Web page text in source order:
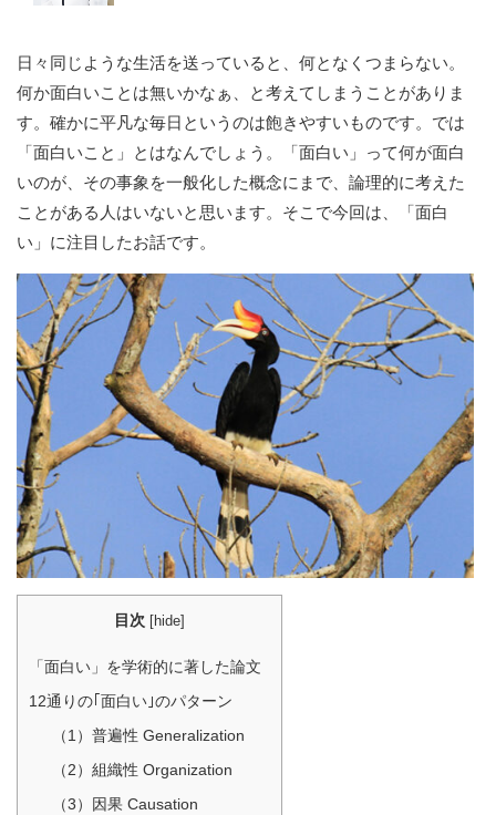
日々同じような生活を送っていると、何となくつまらない。
何か面白いことは無いかなぁ、と考えてしまうことがありま
す。確かに平凡な毎日というのは飽きやすいものです。では
「面白いこと」とはなんでしょう。「面白い」って何が面白
いのが、その事象を一般化した概念にまで、論理的に考えた
ことがある人はいないと思います。そこで今回は、「面白
い」に注目したお話です。
目次 [hide]
「面白い」を学術的に著した論文
12通りの｢面白い｣のパターン
（1）普遍性 Generalization
（2）組織性 Organization
（3）因果 Causation